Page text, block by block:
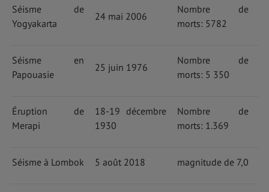
Séisme de
Yogyakarta
24 mai 2006
Nombre de
morts: 5782
Séisme en
Papouasie
25 juin 1976
Nombre de
morts: 5 350
Éruption de
Merapi
18-19 décembre
1930
Nombre de
morts: 1.369
Séisme à Lombok 5 août 2018 magnitude de 7,0